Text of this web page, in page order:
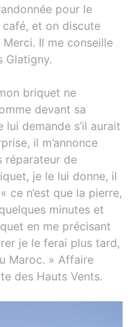
pour le
café, et on discute
Il me conseille
Glatigny.
briquet ne
devant sa
demande s’il aurait
il m’annonce
réparateur de
je le lui donne, il
ce n’est que la pierre,
minutes et
en me précisant
je le ferai plus tard,
Maroc. » Affaire
des Hauts Vents.